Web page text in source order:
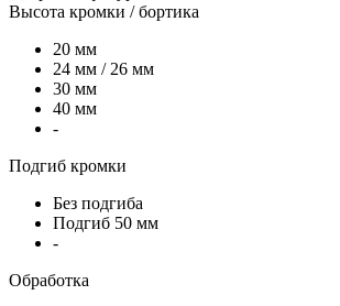
Высота кромки / бортика
20 мм
24 мм / 26 мм
30 мм
40 мм
-
Подгиб кромки
Без подгиба
Подгиб 50 мм
-
Обработка